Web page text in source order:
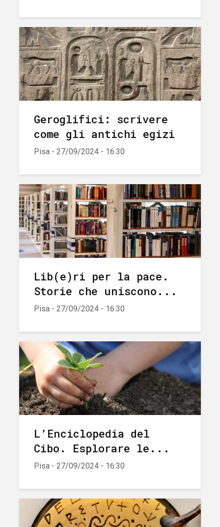
Geroglifici: scrivere
come gli antichi egizi
Pisa - 27/09/2024 - 16:30
Lib(e)ri per la pace.
Storie che uniscono...
Pisa - 27/09/2024 - 16:30
L’Enciclopedia del
Cibo. Esplorare le...
Pisa - 27/09/2024 - 16:30